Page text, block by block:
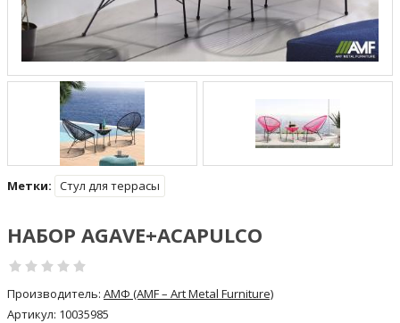
Метки: Стул для террасы
НАБОР AGAVE+ACAPULCO
Производитель: АМФ (AMF – Art Metal Furniture)
Артикул: 10035985